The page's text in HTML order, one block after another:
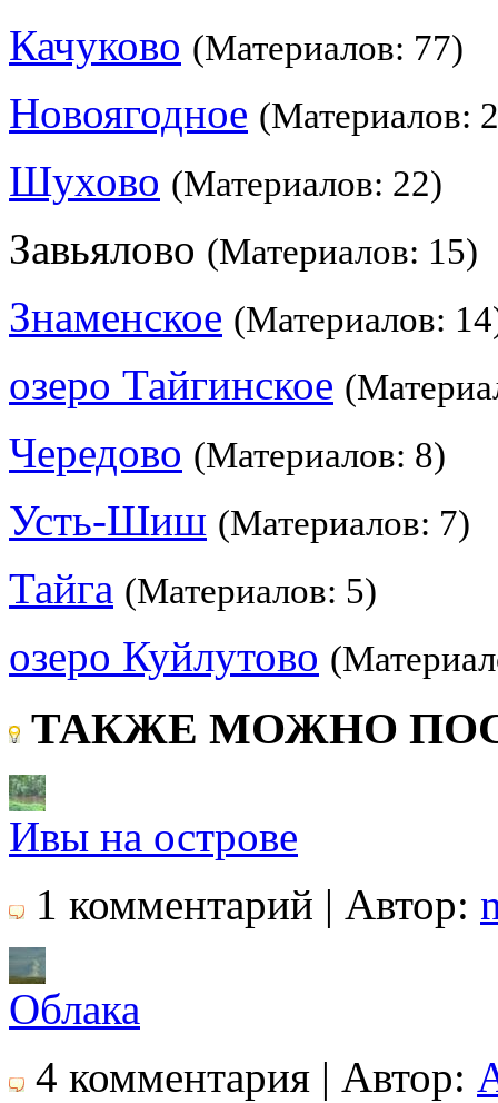
Качуково (Материалов: 77)
Новоягодное (Материалов:
Шухово (Материалов: 22)
Завьялово (Материалов: 15)
Знаменское (Материалов:
озеро Тайгинское
Чередово (Материалов: 8)
Усть-Шиш (Материалов: 7)
Тайга (Материалов: 5)
озеро Куйлутово
ТАКЖЕ МОЖНО
Ивы на острове
1 комментарий | Автор:
Облака
4 комментария | Автор: